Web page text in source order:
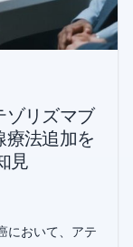
ゾリズマブ
法追加を
見
において、アテ